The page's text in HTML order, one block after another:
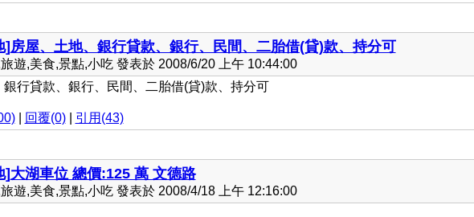
] 房屋、土地、銀行貸款、銀行、民間、二胎借(貸)款、持分可
遊,美食,景點,小吃 發表於 2008/6/20 上午 10:44:00
銀行貸款、銀行、民間、二胎借(貸)款、持分可
| 回覆(0)| 引用(43)
] 大湖車位 總價:125 萬 文德路
遊,美食,景點,小吃 發表於 2008/4/18 上午 12:16:00